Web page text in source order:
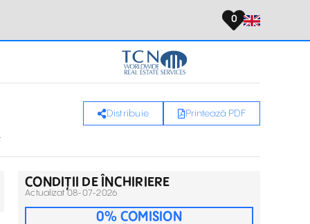
0
Distribuie Printează PDF
CONDIȚII DE ÎNCHIRIERE
Actualizat 08-07-2026
0% COMISION